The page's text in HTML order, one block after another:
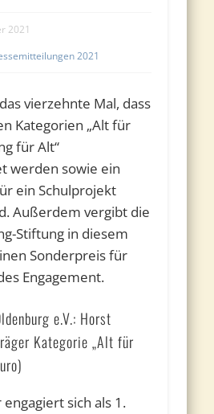
2021
2021
vierzehnte Mal, dass
Kategorien „Alt für
für Alt“
werden sowie ein
ein Schulprojekt
Außerdem vergibt die
Stiftung in diesem
Sonderpreis für
Engagement.
e.V.: Horst
Kategorie „Alt für
sich als 1.